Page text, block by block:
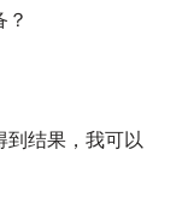
到结果，我可以